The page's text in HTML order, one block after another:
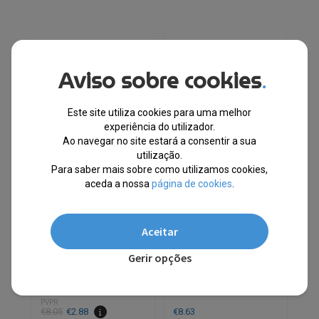
Pack 2 Suportes Carro
Universal para Bebidas
| Quente e Frio
PVPR
€8.05
O
€2.88
O
Automóveis California
€8.63
Aviso sobre cookies.
Este site utiliza cookies para uma melhor
experiência do utilizador.
Ao navegar no site estará a consentir a sua
utilização.
Para saber mais sobre como utilizamos cookies,
aceda a nossa página de cookies
Aceitar
Gerir opções